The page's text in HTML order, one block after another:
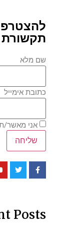
שם מלא
כתובת אימייל
אני
Posts